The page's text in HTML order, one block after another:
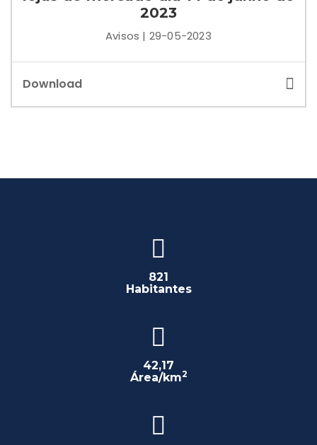
2023
Avisos | 29-05-2023
Download
821
Habitantes
42,17
Área/km2